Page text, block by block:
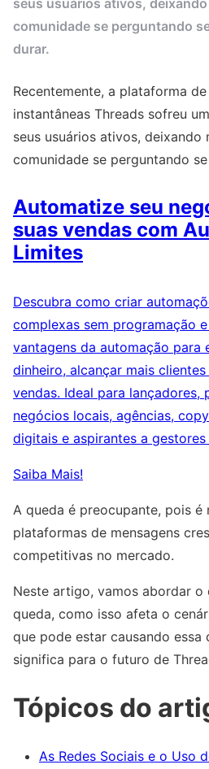
comunidade se perguntando
durar.
Recentemente, a plataforma
instantâneas Threads sofreu
seus usuários ativos, deixando
comunidade se perguntando
Automatize seu
suas vendas com
Limites
Descubra como criar
complexas sem programação
vantagens da automação para
dinheiro, alcançar mais
vendas. Ideal para lançadores,
negócios locais, agências,
digitais e aspirantes a
Saiba Mais!
A queda é preocupante, pois é
plataformas de mensagens
competitivas no mercado.
Neste artigo, vamos abordar o
queda, como isso afeta o
que pode estar causando essa
significa para o futuro de
Tópicos do
As Redes Sociais e o Uso